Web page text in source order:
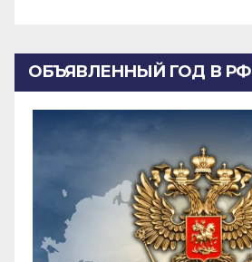
ОБЪЯВЛЕННЫЙ ГОД В РФ